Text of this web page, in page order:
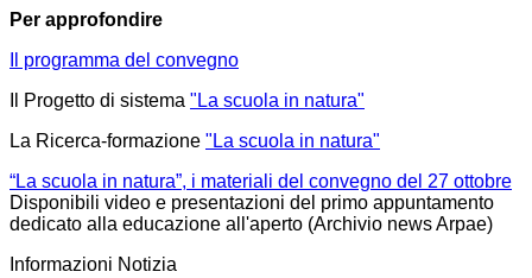
Per approfondire
Il programma del convegno
Il Progetto di sistema "La scuola in natura"
La Ricerca-formazione "La scuola in natura"
“La scuola in natura”, i materiali del convegno del 27 ottobre
Disponibili video e presentazioni del primo appuntamento
dedicato alla educazione all'aperto (Archivio news Arpae)
Informazioni Notizia